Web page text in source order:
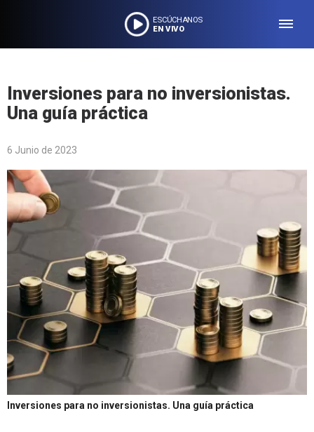
ESCÚCHANOS
EN VIVO
Inversiones para no inversionistas.
Una guía práctica
6 Junio de 2023
Inversiones para no inversionistas. Una guía práctica